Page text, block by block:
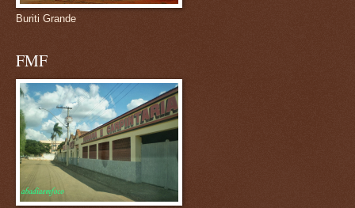
Buriti Grande
FMF